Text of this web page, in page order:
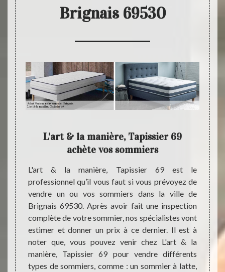
Brignais 69530
&
;
sur
qui
les
des
et
L'art & la manière, Tapissier 69
achète vos sommiers
L'art & la manière, Tapissier 69 est le
professionnel qu’il vous faut si vous prévoyez de
vendre un ou vos sommiers dans la ville de
Brignais 69530. Après avoir fait une inspection
complète de votre sommier, nos spécialistes vont
estimer et donner un prix à ce dernier. Il est à
noter que, vous pouvez venir chez L'art & la
manière, Tapissier 69 pour vendre différents
types de sommiers, comme : un sommier à latte,
se
Si
que